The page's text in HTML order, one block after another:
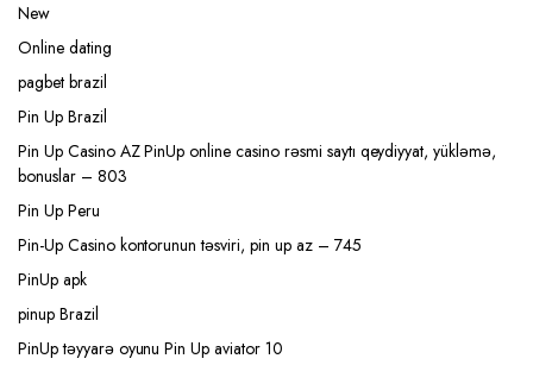
New
Online dating
pagbet brazil
Pin Up Brazil
Pin Up Casino AZ PinUp online casino rəsmi saytı qeydiyyat, yükləmə,
bonuslar – 803
Pin Up Peru
Pin-Up Casino kontorunun təsviri, pin up az – 745
PinUp apk
pinup Brazil
PinUp təyyarə oyunu Pin Up aviator 10